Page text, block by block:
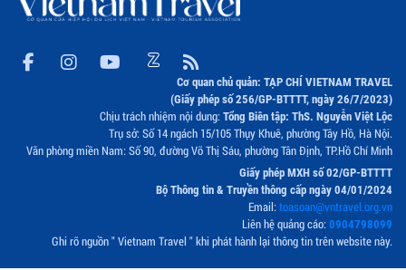
Cơ quan chủ quản: TẠP CHÍ VIETNAM TRAVEL
(Giấy phép số 256/GP-BTTTT, ngày 26/7/2023)
Chịu trách nhiệm nội dung: Tổng Biên tập: ThS. Nguyễn Việt Lộc
Trụ sở: Số 14 ngách 15/105 Thụy Khuê, phường Tây Hồ, Hà Nội.
Văn phòng miền Nam: Số 90, đường Võ Thị Sáu, phường Tân Định, TP.Hồ Chí Minh
Giấy phép MXH số 02/GP-BTTTT
Bộ Thông tin & Truyền thông cấp ngày 04/01/2024
Email:toasoan@vntravel.org.vn
Liên hệ quảng cáo: 0904798099
Ghi rõ nguồn " Vietnam Travel " khi phát hành lại thông tin trên website này.